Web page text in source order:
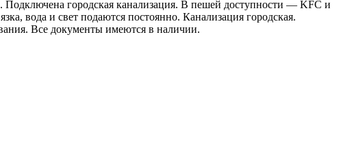
Подключена городская канализация. В пешей доступности — KFC и
вода и свет подаются постоянно. Канализация городская.
Все документы имеются в наличии.